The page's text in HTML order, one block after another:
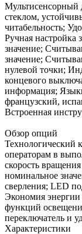
Мультисенсорный
стеклом,
читабельность;
Ручная настройка
значение;
значение;
нулевой точки;
концевого
информация;
французский,
Встроенная
Обзор опций
Технологический
операторам в
скорость
номинальное
сверления; LED
Экономия энергии
функций
переключатель и
Характеристики